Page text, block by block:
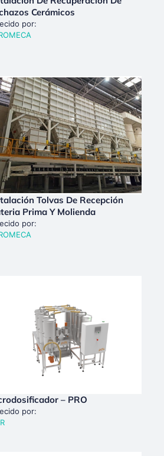
Cerámicos
por:
Tolvas De Recepción
Prima Y Molienda
por:
– PRO
por: